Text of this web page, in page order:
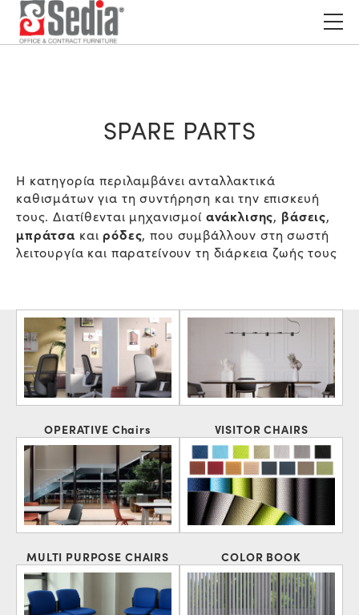
SPARE PARTS
Η κατηγορία περιλαμβάνει ανταλλακτικά
καθισμάτων για τη συντήρηση και την επισκευή
τους. Διατίθενται μηχανισμοί ανάκλισης, βάσεις,
μπράτσα καιρόδες, που συμβάλλουν στη σωστή
λειτουργία και παρατείνουν τη διάρκεια ζωής τους
OPERATIVE Chairs VISITOR CHAIRS
MULTI PURPOSE CHAIRS COLOR BOOK